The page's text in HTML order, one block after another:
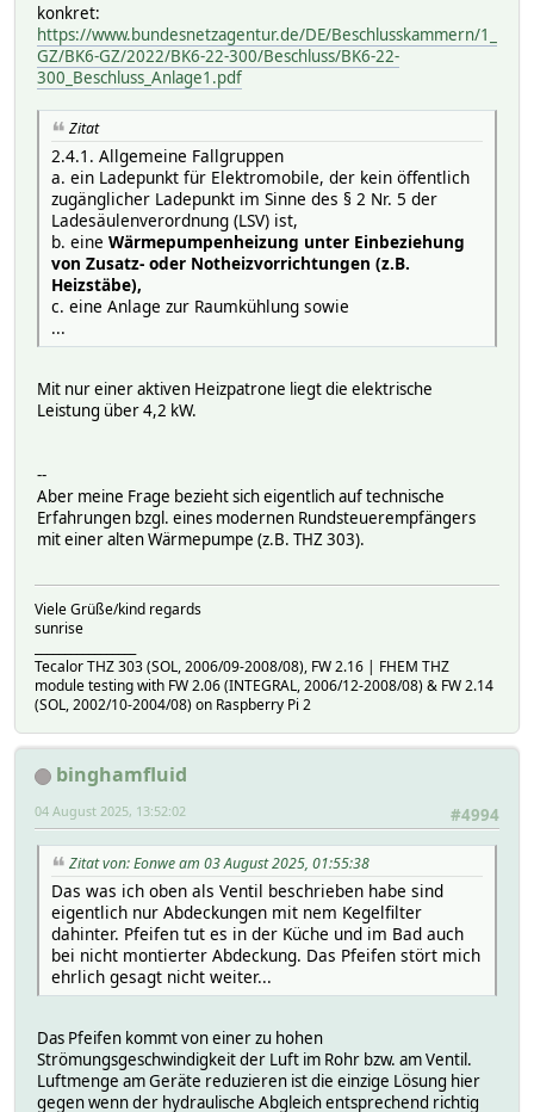
konkret:
https://www.bundesnetzagentur.de/DE/Beschlusskammern/1_
GZ/BK6-GZ/2022/BK6-22-300/Beschluss/BK6-22-
300_Beschluss_Anlage1.pdf
Zitat
2.4.1. Allgemeine Fallgruppen
a. ein Ladepunkt für Elektromobile, der kein öffentlich
zugänglicher Ladepunkt im Sinne des § 2 Nr. 5 der
Ladesäulenverordnung (LSV) ist,
b. eine Wärmepumpenheizung unter Einbeziehung
von Zusatz- oder Notheizvorrichtungen (z.B.
Heizstäbe),
c. eine Anlage zur Raumkühlung sowie
...
Mit nur einer aktiven Heizpatrone liegt die elektrische
Leistung über 4,2 kW.
--
Aber meine Frage bezieht sich eigentlich auf technische
Erfahrungen bzgl. eines modernen Rundsteuerempfängers
mit einer alten Wärmepumpe (z.B. THZ 303).
Viele Grüße/kind regards
sunrise
Tecalor THZ 303 (SOL, 2006/09-2008/08), FW 2.16 | FHEM THZ
module testing with FW 2.06 (INTEGRAL, 2006/12-2008/08) & FW 2.14
(SOL, 2002/10-2004/08) on Raspberry Pi 2
binghamfluid
#4994
04 August 2025, 13:52:02
Zitat von: Eonwe am 03 August 2025, 01:55:38
Das was ich oben als Ventil beschrieben habe sind
eigentlich nur Abdeckungen mit nem Kegelfilter
dahinter. Pfeifen tut es in der Küche und im Bad auch
bei nicht montierter Abdeckung. Das Pfeifen stört mich
ehrlich gesagt nicht weiter...
Das Pfeifen kommt von einer zu hohen
Strömungsgeschwindigkeit der Luft im Rohr bzw. am Ventil.
Luftmenge am Geräte reduzieren ist die einzige Lösung hier
gegen wenn der hydraulische Abgleich entsprechend richtig